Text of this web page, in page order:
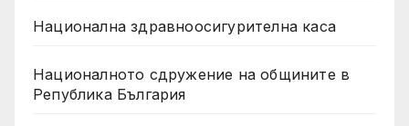
Национална здравноосигурителна каса
Националното сдружение на общините в
Република България